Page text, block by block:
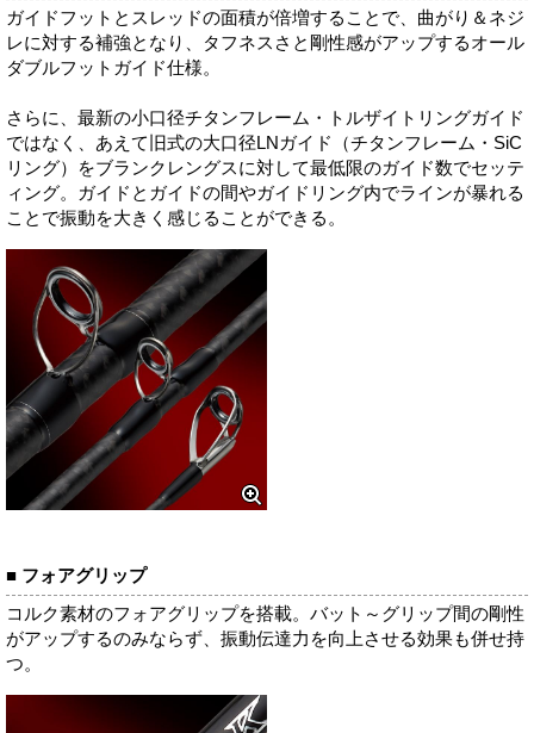
ガイドフットとスレッドの面積が倍増することで、曲がり＆ネジ
レに対する補強となり、タフネスさと剛性感がアップするオール
ダブルフットガイド仕様。
さらに、最新の小口径チタンフレーム・トルザイトリングガイド
ではなく、あえて旧式の大口径LNガイド（チタンフレーム・SiC
リング）をブランクレングスに対して最低限のガイド数でセッテ
ィング。ガイドとガイドの間やガイドリング内でラインが暴れる
ことで振動を大きく感じることができる。
■ フォアグリップ
コルク素材のフォアグリップを搭載。バット～グリップ間の剛性
がアップするのみならず、振動伝達力を向上させる効果も併せ持
つ。